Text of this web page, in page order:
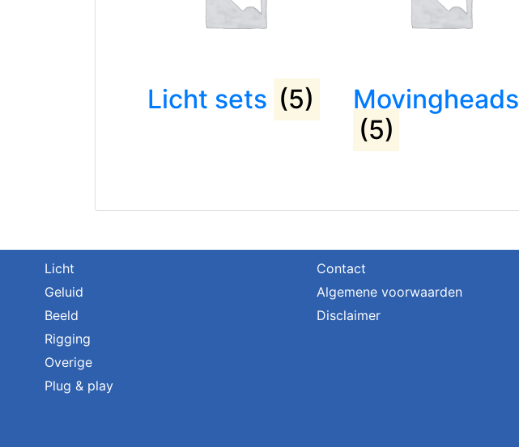
Licht sets (5)
Movingheads
(5)
Licht
Geluid
Beeld
Rigging
Overige
Plug & play
Contact
Algemene voorwaarden
Disclaimer